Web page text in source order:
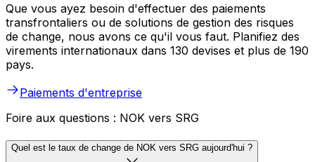
Que vous ayez besoin d'effectuer des paiements
transfrontaliers ou de solutions de gestion des risques
de change, nous avons ce qu'il vous faut. Planifiez des
virements internationaux dans 130 devises et plus de 190
pays.
Paiements d'entreprise
Foire aux questions : NOK vers SRG
Quel est le taux de change de NOK vers SRG aujourd'hui ?